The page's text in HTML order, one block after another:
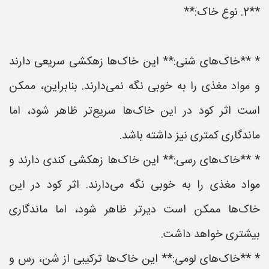
**2. نوع خاک:**
* **خاک‌های شنی:** این خاک‌ها زهکشی سریعی دارند
و مواد مغذی را به خوبی نگه نمی‌دارند. بنابراین، ممکن
است اثر کود در این خاک‌ها سریع‌تر ظاهر شود، اما
ماندگاری کمتری نیز داشته باشد.
* **خاک‌های رسی:** این خاک‌ها زهکشی کندی دارند و
مواد مغذی را به خوبی نگه می‌دارند. اثر کود در این
خاک‌ها ممکن است دیرتر ظاهر شود، اما ماندگاری
بیشتری خواهد داشت.
* **خاک‌های لومی:** این خاک‌ها ترکیبی از شن، رس و